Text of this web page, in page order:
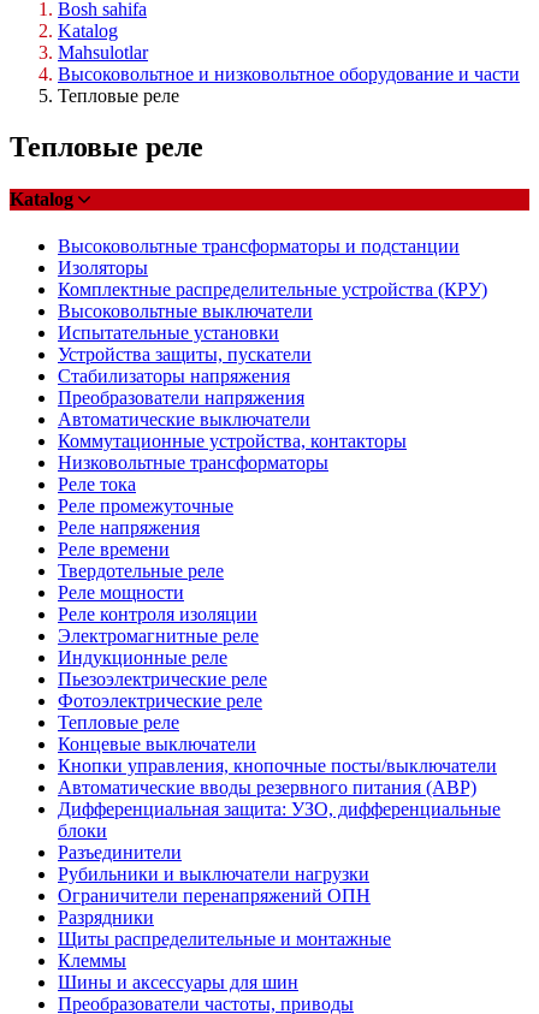
Bosh sahifa
Katalog
Mahsulotlar
Высоковольтное и низковольтное оборудование и части
Тепловые реле
Тепловые реле
Katalog
Высоковольтные трансформаторы и подстанции
Изоляторы
Комплектные распределительные устройства (КРУ)
Высоковольтные выключатели
Испытательные установки
Устройства защиты, пускатели
Стабилизаторы напряжения
Преобразователи напряжения
Автоматические выключатели
Коммутационные устройства, контакторы
Низковольтные трансформаторы
Реле тока
Реле промежуточные
Реле напряжения
Реле времени
Твердотельные реле
Реле мощности
Реле контроля изоляции
Электромагнитные реле
Индукционные реле
Пьезоэлектрические реле
Фотоэлектрические реле
Тепловые реле
Концевые выключатели
Кнопки управления, кнопочные посты/выключатели
Автоматические вводы резервного питания (АВР)
Дифференциальная защита: УЗО, дифференциальные
блоки
Разъединители
Рубильники и выключатели нагрузки
Ограничители перенапряжений ОПН
Разрядники
Щиты распределительные и монтажные
Клеммы
Шины и аксессуары для шин
Преобразователи частоты, приводы